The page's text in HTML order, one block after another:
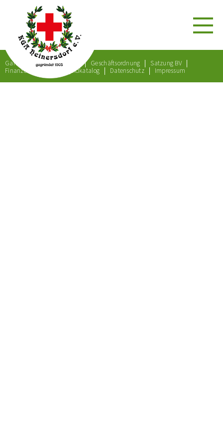
Gartenordnung Satzung Geschäftsordnung
Satzung BV
Finanzordnung
Bußgeldkatalog Datenschutz Impressum